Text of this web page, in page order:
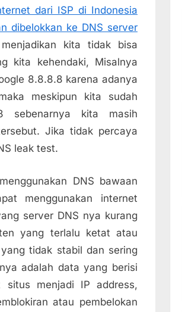
Mengatasi
Blokir
Serta
Dan
Pemaksaan
Penggunaan
DNS
dari
ISP
dari ISP di Indonesia
dibelokkan ke DNS server
kita tidak bisa
kita kehendaki, Misalnya
8.8.8.8 karena adanya
meskipun kita sudah
sebenarnya kita masih
Jika tidak percaya
leak test.
DNS bawaan
menggunakan internet
server DNS nya kurang
yang terlalu ketat atau
tidak stabil dan sering
adalah data yang berisi
situs menjadi IP address,
atau pembelokan